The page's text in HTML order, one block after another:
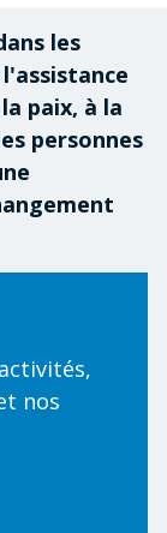
les
paix, à la
personnes
nos